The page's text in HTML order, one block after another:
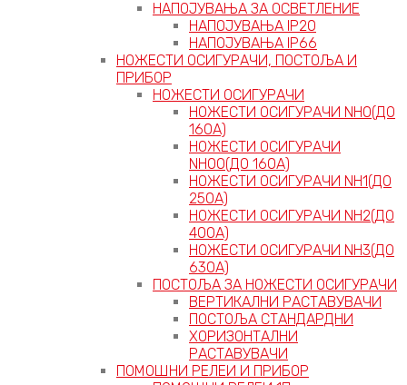
НАПОЈУВАЊА ЗА ОСВЕТЛЕНИЕ
НАПОЈУВАЊА IP20
НАПОЈУВАЊА IP66
НОЖЕСТИ ОСИГУРАЧИ, ПОСТОЉА И
ПРИБОР
НОЖЕСТИ ОСИГУРАЧИ
НОЖЕСТИ ОСИГУРАЧИ NH0(ДО
160А)
НОЖЕСТИ ОСИГУРАЧИ
NH00(ДО 160А)
НОЖЕСТИ ОСИГУРАЧИ NH1(ДО
250А)
НОЖЕСТИ ОСИГУРАЧИ NH2(ДО
400А)
НОЖЕСТИ ОСИГУРАЧИ NH3(ДО
630А)
ПОСТОЉА ЗА НОЖЕСТИ ОСИГУРАЧИ
ВЕРТИКАЛНИ РАСТАВУВАЧИ
ПОСТОЉА СТАНДАРДНИ
ХОРИЗОНТАЛНИ
РАСТАВУВАЧИ
ПОМОШНИ РЕЛЕИ И ПРИБОР